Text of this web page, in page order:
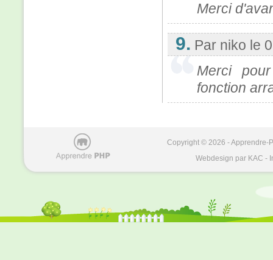
Merci
9. Par niko le
Merci
fonction
Copyright © 2026 - Apprendre-
Webdesign par KAC -